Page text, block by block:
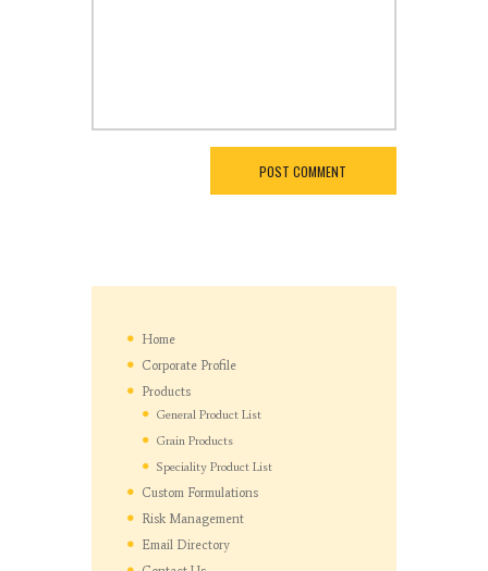
Home
Corporate Profile
Products
General Product List
Grain Products
Speciality Product List
Custom Formulations
Risk Management
Email Directory